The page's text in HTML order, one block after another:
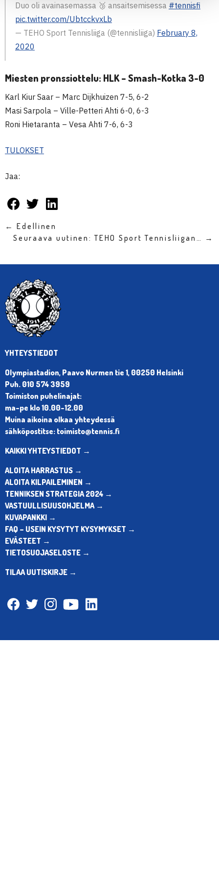
Duo oli avainasemassa 🥉 ansaitsemisessa #tennisfi
pic.twitter.com/UbtcckvxLb
— TEHO Sport Tennisliiga (@tennisliiga) February 8,
2020
Miesten pronssiottelu: HLK – Smash-Kotka 3-0
Karl Kiur Saar – Marc Dijkhuizen 7-5, 6-2
Masi Sarpola – Ville-Petteri Ahti 6-0, 6-3
Roni Hietaranta – Vesa Ahti 7-6, 6-3
TULOKSET
Jaa:
← Edellinen
Seuraava uutinen: TEHO Sport Tennisliigan… →
YHTEYSTIEDOT
Olympiastadion, Paavo Nurmen tie 1, 00250 Helsinki
Puh. 010 574 3959
Toimiston puhelinajat:
ma-pe klo 10.00-12.00
Muina aikoina olkaa yhteydessä
sähköpostitse: toimisto@tennis.fi
KAIKKI YHTEYSTIEDOT →
ALOITA HARRASTUS →
ALOITA KILPAILEMINEN →
TENNIKSEN STRATEGIA 2024 →
VASTUULLISUUSOHJELMA →
KUVAPANKKI →
FAQ – USEIN KYSYTYT KYSYMYKSET →
EVÄSTEET →
TIETOSUOJASELOSTE →
TILAA UUTISKIRJE →